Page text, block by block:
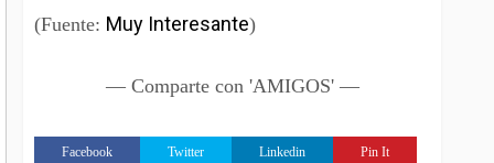
(Fuente: Muy Interesante)
— Comparte con 'AMIGOS' —
Facebook Twitter Linkedin Pin It